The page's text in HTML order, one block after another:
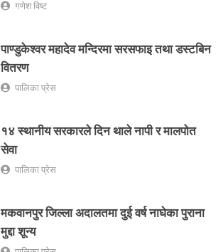
गणेश विष्ट
पाण्डुकेश्वर महादेव मन्दिरमा सरसफाइ तथा डस्टबिन
वितरण
पालिका प्रेस
१४ स्थानीय सरकारले दिन थाले नापी र मालपोत
सेवा
पालिका प्रेस
मकवानपुर जिल्ला अदालतमा दुई वर्ष नाघेका पुराना
मुद्दा शून्य